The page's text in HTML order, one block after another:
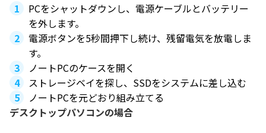
PCをシャットダウンし、電源ケーブルとバッテリー
を外します。
電源ボタンを5秒間押下し続け、残留電気を放電しま
す。
ノートPCのケースを開く
ストレージベイを探し、SSDをシステムに差し込む
ノートPCを元どおり組み立てる
デスクトップパソコンの場合